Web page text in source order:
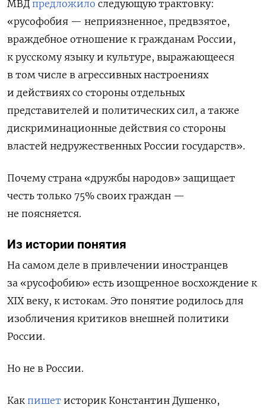
МВД предложило следующую трактовку:
«русофобия — неприязненное, предвзятое,
враждебное отношение к гражданам России,
к русскому языку и культуре, выражающееся
в том числе в агрессивных настроениях
и действиях со стороны отдельных
представителей и политических сил, а также
дискриминационные действия со стороны
властей недружественных России государств».
Почему страна «дружбы народов» защищает
честь только 75% своих граждан —
не поясняется.
Из истории понятия
На самом деле в привлечении иностранцев
за «русофобию» есть изощренное восхождение к
XIX веку, к истокам. Это понятие родилось для
изобличения критиков внешней политики
России.
Но не в России.
Как пишет историк Константин Душенко,